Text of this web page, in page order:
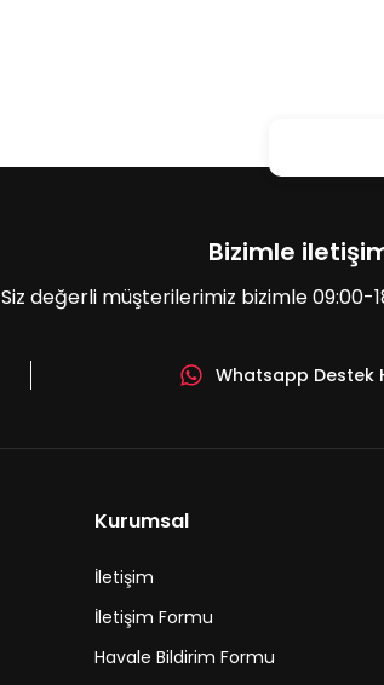
Gönder
Bizimle
Siz değerli müşterilerimiz bizimle 09:00-
Whatsapp Destek
Kurumsal
İletişim
İletişim Formu
Havale Bildirim Formu